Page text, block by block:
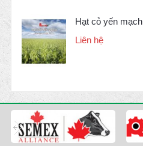
Hạt cỏ yến mạch
Liên hệ